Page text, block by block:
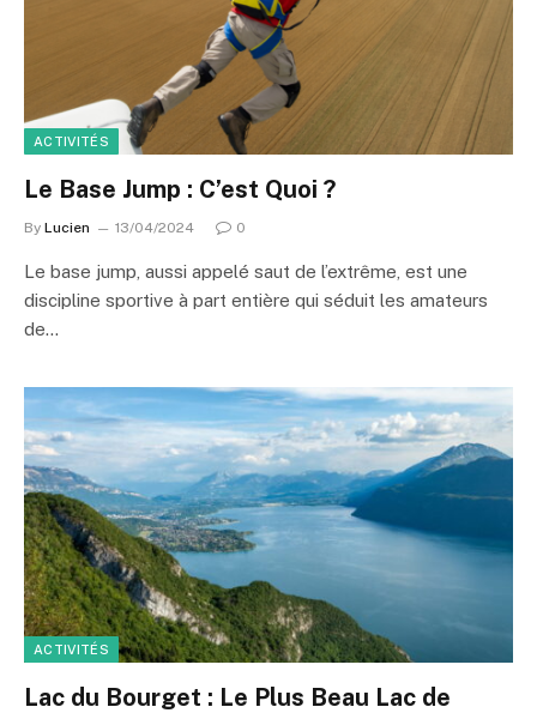
ACTIVITÉS
Le Base Jump : C’est Quoi ?
By Lucien 13/04/2024 0
Le base jump, aussi appelé saut de l’extrême, est une
discipline sportive à part entière qui séduit les amateurs
de…
ACTIVITÉS
Lac du Bourget : Le Plus Beau Lac de